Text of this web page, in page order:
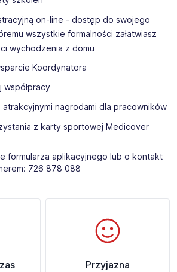
on-line - dostęp do swojego
wszystkie formalności załatwiasz
wychodzenia z domu
Koordynatora
współpracy
nagrodami dla pracowników
z karty sportowej Medicover
formularza aplikacyjnego lub o kontakt
726 878 088
Przyjazna